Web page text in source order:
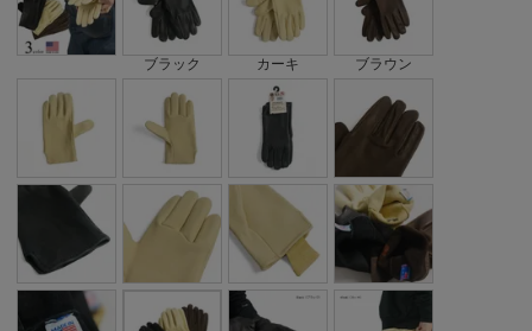
ブラック カーキ ブラウン